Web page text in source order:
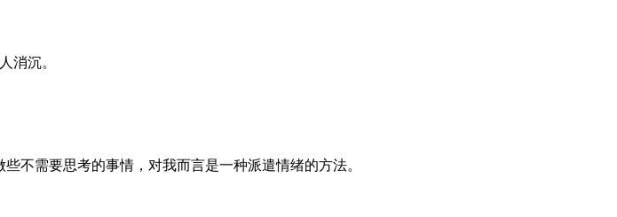
消沉。
不需要思考的事情，对我而言是一种派遣情绪的方法。